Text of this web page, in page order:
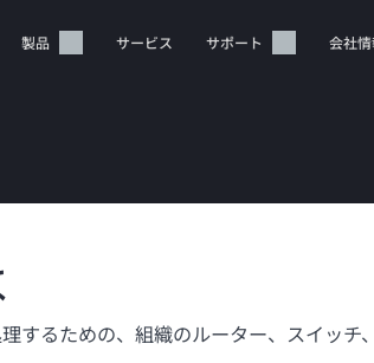
製品 サービス サポート 会社情
す
するための、組織のルーター、スイッチ